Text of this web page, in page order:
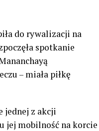
do rywalizacji na
spotkanie
– miała piłkę
jednej z akcji
jej mobilność na korcie